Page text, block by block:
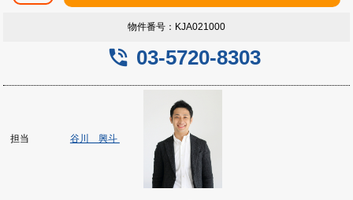
物件番号：KJA021000
phone_in_talk 03-5720-8303
担当 谷川 興斗